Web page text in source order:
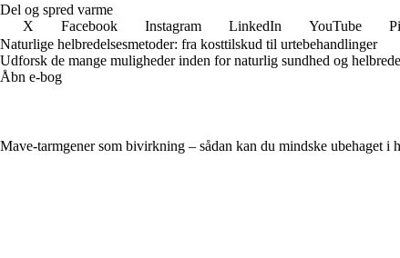
Del og spred varme
X
Facebook Instagram LinkedIn YouTube
Naturlige helbredelsesmetoder: fra kosttilskud til urtebehandlinger
Udforsk de mange muligheder inden for naturlig sundhed og
Åbn e-bog
Mave-tarmgener som bivirkning – sådan kan du mindske ubehaget i